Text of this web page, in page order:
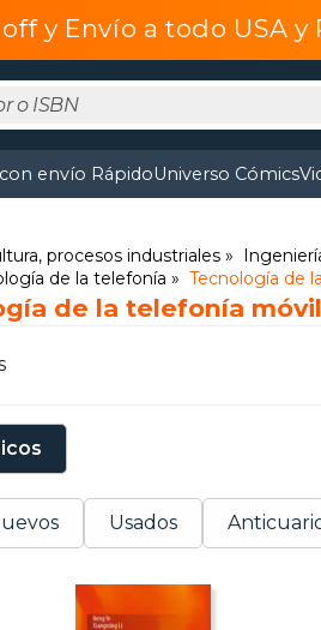
off y Envío a todo USA
envío RápidoUniverso Cómics
procesos industriales
de la telefonía Tecnología de
de la telefonía móvil
Usados